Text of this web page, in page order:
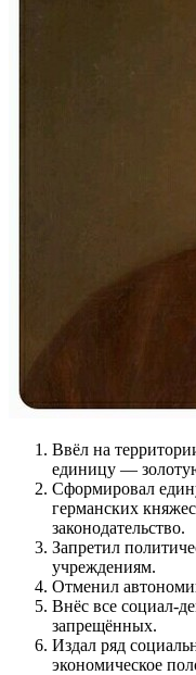
Ввёл на
единицу —
Сформировал
германских
законодательство.
Запретил
учреждениям.
Отменил
Внёс все социал-
запрещённых.
Издал ряд
экономическое